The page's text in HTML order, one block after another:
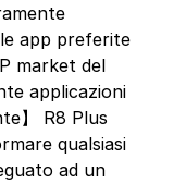
app preferite
market del
applicazioni
】 R8 Plus
qualsiasi
ad un